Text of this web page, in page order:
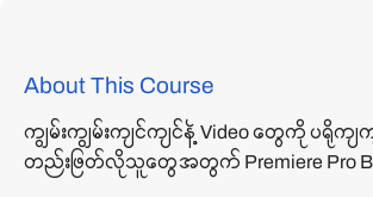
About This Course
ကျွမ်းကျွမ်းကျင်ကျင်နဲ့ Video တွေကို ပရိုကျ
တည်းဖြတ်လိုသူတွေအတွက် Premiere Pro